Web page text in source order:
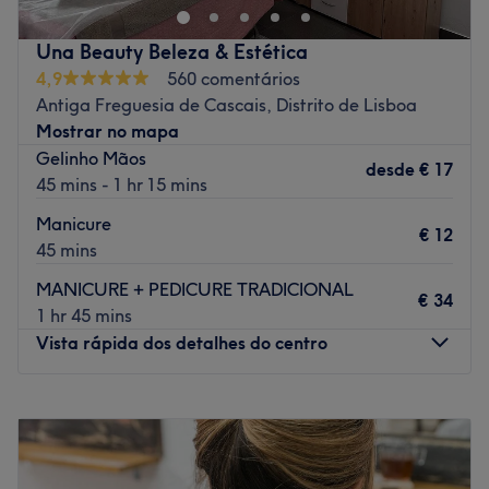
pedicure, massagens e tratamentos faciais
Go to venue
Transporte público mais próximo
A 1 minutos a pé da paragem de comboio de Sao Pedro
do Estoril.
A equipa
Uma equipa qualificada e experiente, especializada nas
suas áreas de atuação.
O que mais gostamos
Ambiente: acolhedor e tranquilo.
Una Beauty Beleza & Estética
4,9
560 comentários
Antiga Freguesia de Cascais, Distrito de Lisboa
Mostrar no mapa
Gelinho Mãos
45 mins - 1 hr 15 mins
desde € 17
Manicure
45 mins
€ 12
MANICURE + PEDICURE TRADICIONAL
1 hr 45 mins
€ 34
Vista rápida dos detalhes do centro
Terça-feira
10:00–19:00
Quarta-feira
10:00 –19:00
Quinta-feira
10:00–19:00